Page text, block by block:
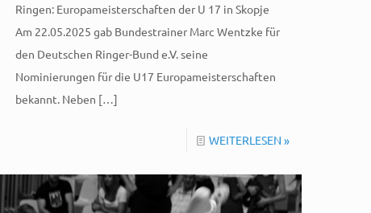
Ringen: Europameisterschaften der U 17 in Skopje
Am 22.05.2025 gab Bundestrainer Marc Wentzke für
den Deutschen Ringer-Bund e.V. seine
Nominierungen für die U17 Europameisterschaften
bekannt. Neben […]
WEITERLESEN »